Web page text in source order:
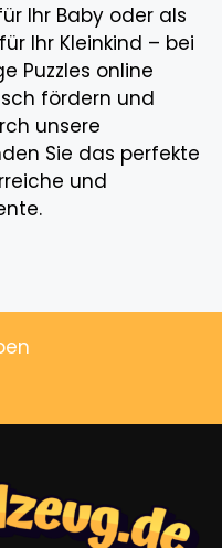
Ihr Baby oder als
Ihr Kleinkind – bei
Puzzles online
fördern und
unsere
Sie das perfekte
und